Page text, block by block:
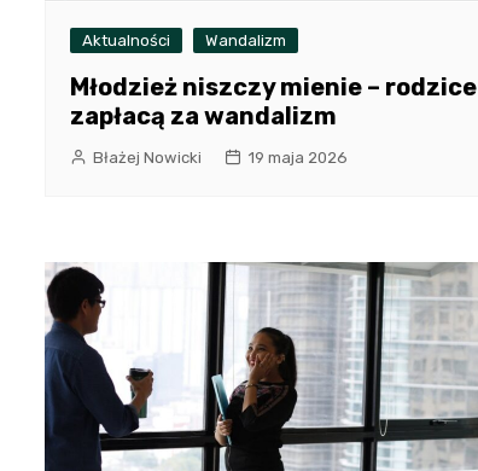
Aktualności Wandalizm
Młodzież niszczy mienie – rodzice
zapłacą za wandalizm
Błażej Nowicki 19 maja 2026